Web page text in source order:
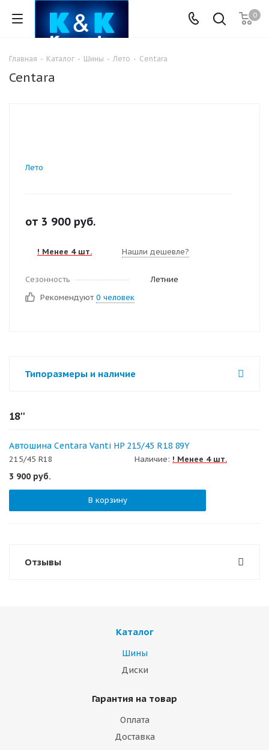
0
Главная - Каталог - Шины - Лето - Centara
Centara
Лето
от 3 900 руб.
! Менее 4 шт. Нашли дешевле?
Сезонность
Летние
Рекомендуют 0 человек
Типоразмеры и наличие
18''
Автошина Centara Vanti HP 215/45 R18 89Y
215/45 R18 Наличие: ! Менее 4 шт.
3 900 руб.
В корзину
Отзывы
Каталог
Шины
Диски
Гарантия на товар
Оплата
Доставка